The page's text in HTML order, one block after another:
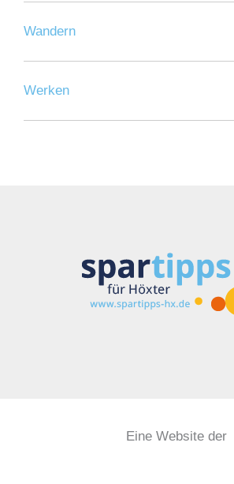
Wandern
Werken
Eine Website der